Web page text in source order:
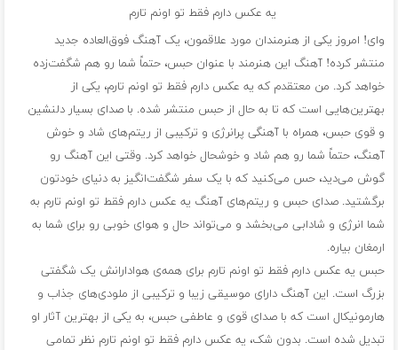
یه عکس دارم فقط تو اونم تارم
وای! امروز یکی از هنرمندان مورد علاقمون، یک آهنگ فوق‌العاده جدید
منتشر کرده! آهنگ این هنرمند با عنوان حبس، حتماً شما رو هم شگفت‌زده
خواهد کرد. من معتقدم که یه عکس دارم فقط تو اونم تارم، یکی از
بهترین‌هایی است که تا به حال از حبس منتشر شده. با صدای بسیار دلنشین
و قوی حبس، همراه با آهنگی پرانرژی و ترکیبی از ریتم‌های شاد و خوش‌
آهنگ، حتماً شما رو هم شاد و خوشحال خواهد کرد. وقتی این آهنگ رو
گوش می‌دید، حس می‌کنید که با یک سفر شگفت‌انگیز به دنیای خودتون
برگشتید. صدای حبس و ریتم‌های آهنگ یه عکس دارم فقط تو اونم تارم به
شما انرژی و شادابی می‌بخشد و می‌تواند حال و هوای خوبی رو برای شما به
ارمغان بیاره.
حبس یه عکس دارم فقط تو اونم تارم برای همه‌ی هوادارانش یک شگفتی
بزرگ است. این آهنگ دارای موسیقی زیبا و ترکیبی از ملودی‌های جذاب و
هارمونیکال است که با صدای قوی و عاطفی حبس، به یکی از بهترین آثار او
تبدیل شده است. بدون شک، یه عکس دارم فقط تو اونم تارم نظر تمامی